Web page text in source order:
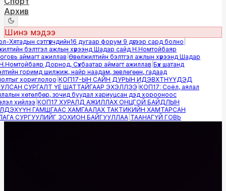
Архив
Шинэ мэдээ
сэтгүүлчдийн16 дугаар форум 9 дүгээр сард болно|
бэлтгэл ажлын хүрээнд Шадар сайд Н.Номтойбаяр
аймагт ажиллав|Өвөлжилтийн бэлтгэл ажлын хүрээнд Шадар
Дорнод, Сүхбаатар аймагт ажиллав|Бүх шатанд
горимд шилжиж, найр наадам, зөвлөгөөн, гадаад
хориглолоо|КОП17-ЫН САЙН ДУРЫН ИДЭВХТНҮҮДЭД
СУРГАЛТ ҮЕ ШАТТАЙГААР ЭХЭЛЛЭЭ|КОП17: Соёл, аялал
хөтөлбөр, зочид буудал хариуцсан дэд хорооноос
хийлээ|КОП17 ХУРАЛД АЖИЛЛАХ ОНЦГОЙ БАЙДЛЫН
ГАМШГААС ХАМГААЛАХ ТАКТИКИЙН ХАМТАРСАН
СУРГУУЛИЙГ ЗОХИОН БАЙГУУЛЛАА|ТААНАГҮЙ ГОВЬ